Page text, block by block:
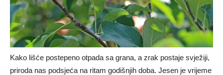
Kako lišće postepeno otpada sa grana, a zrak postaje svježiji,
priroda nas podsjeća na ritam godišnjih doba. Jesen je vrijeme